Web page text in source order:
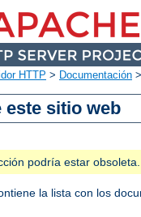
HTTP > Documentación >
este sitio web
podría estar
la lista con los